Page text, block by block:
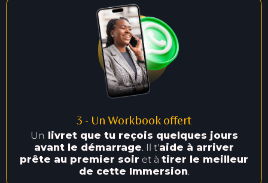
3 - Un Workbook offert
Un livret que tu reçois quelques jours
avant le démarrage. Il t'aide à arriver
prête au premier soir et à tirer le meilleur
de cette Immersion.